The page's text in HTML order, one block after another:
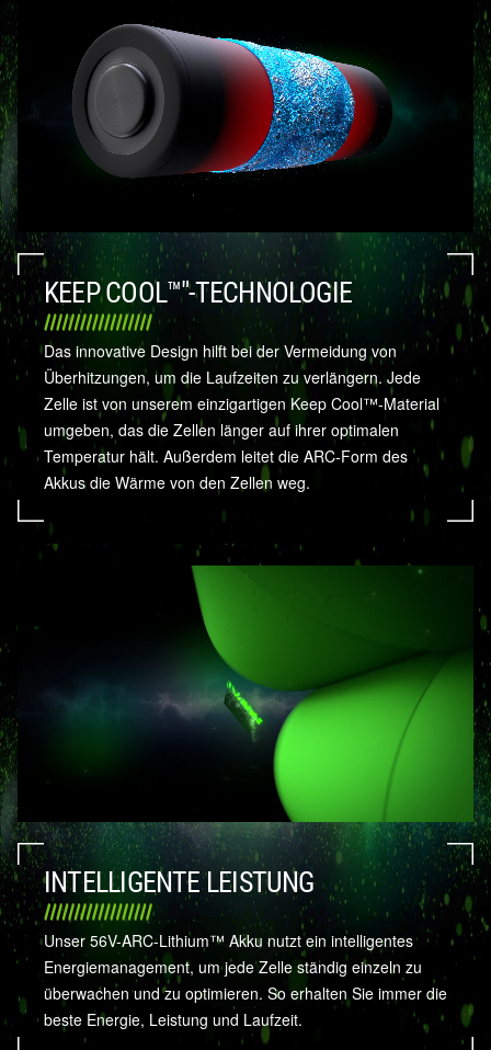
KEEP COOL™"-TECHNOLOGIE
Das innovative Design hilft bei der Vermeidung von
Überhitzungen, um die Laufzeiten zu verlängern. Jede
Zelle ist von unserem einzigartigen Keep Cool™-Material
umgeben, das die Zellen länger auf ihrer optimalen
Temperatur hält. Außerdem leitet die ARC-Form des
Akkus die Wärme von den Zellen weg.
INTELLIGENTE LEISTUNG
Unser 56V-ARC-Lithium™ Akku nutzt ein intelligentes
Energiemanagement, um jede Zelle ständig einzeln zu
überwachen und zu optimieren. So erhalten Sie immer die
beste Energie, Leistung und Laufzeit.